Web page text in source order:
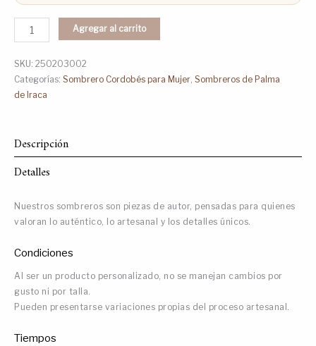
Agregar al carrito
SKU: 250203002
Categorías: Sombrero Cordobés para Mujer, Sombreros de Palma
de Iraca
Descripción
Detalles
Nuestros sombreros son piezas de autor, pensadas para quienes
valoran lo auténtico, lo artesanal y los detalles únicos.
Condiciones
Al ser un producto personalizado, no se manejan cambios por
gusto ni por talla.
Pueden presentarse variaciones propias del proceso artesanal.
Tiempos